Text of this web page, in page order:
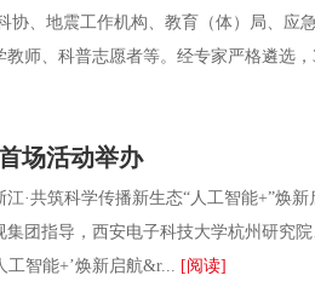
地震工作机构、教育（体）局、应急
教师、科普志愿者等。经专家严格遴选
场活动举办
共筑科学传播新生态“人工智能+”焕
集团指导，西安电子科技大学杭州研
工智能+’焕新启航&r... [阅读]